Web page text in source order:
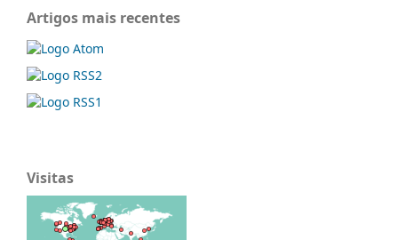
Artigos mais recentes
Visitas